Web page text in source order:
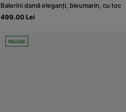
Balerini damă eleganți, bleumarin, cu toc
499.00 Lei
Noutăți